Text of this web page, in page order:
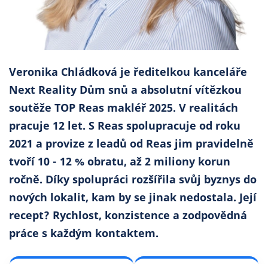
Kariéra
Kontakt
Veronika Chládková je ředitelkou kanceláře
Next Reality Dům snů a absolutní vítězkou
soutěže TOP Reas makléř 2025. V realitách
pracuje 12 let. S Reas spolupracuje od roku
2021 a provize z leadů od Reas jim pravidelně
tvoří 10 - 12 % obratu, až 2 miliony korun
ročně. Díky spolupráci rozšířila svůj byznys do
nových lokalit, kam by se jinak nedostala. Její
recept? Rychlost, konzistence a zodpovědná
práce s každým kontaktem.